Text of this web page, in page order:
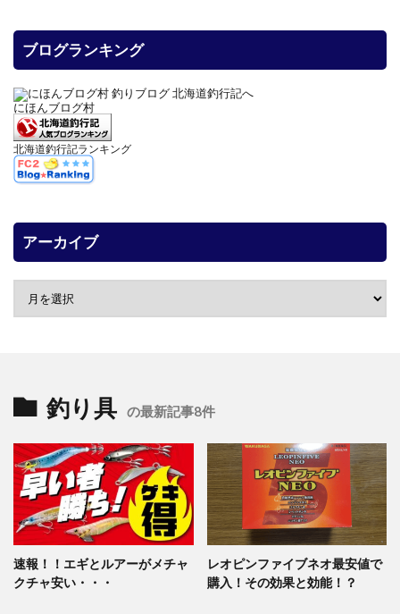
ブログランキング
にほんブログ村
北海道釣行記ランキング
アーカイブ
釣り具 の最新記事8件
速報！！エギとルアーがメチャ
クチャ安い・・・
レオピンファイブネオ最安値で
購入！その効果と効能！？